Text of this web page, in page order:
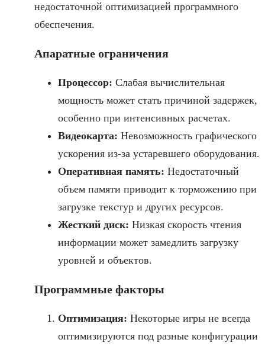
недостаточной оптимизацией программного
обеспечения.
Апаратные ограничения
Процессор: Слабая вычислительная
мощность может стать причиной задержек,
особенно при интенсивных расчетах.
Видеокарта: Невозможность графического
ускорения из-за устаревшего оборудования.
Оперативная память: Недостаточный
объем памяти приводит к торможению при
загрузке текстур и других ресурсов.
Жесткий диск: Низкая скорость чтения
информации может замедлить загрузку
уровней и объектов.
Программные факторы
Оптимизация: Некоторые игры не всегда
оптимизируются под разные конфигурации